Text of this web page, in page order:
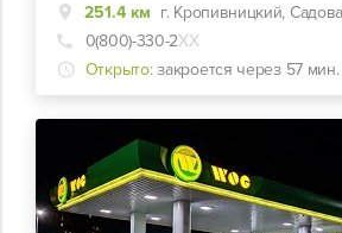
251.4 км г. Кропивницкий,
0(800)-330-2ХХ
Открыто: закроется через 57 мин.